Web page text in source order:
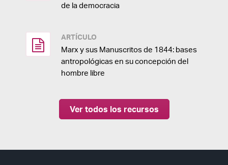
de la democracia
ARTÍCULO
Marx y sus Manuscritos de 1844: bases
antropológicas en su concepción del
hombre libre
Ver todos los recursos